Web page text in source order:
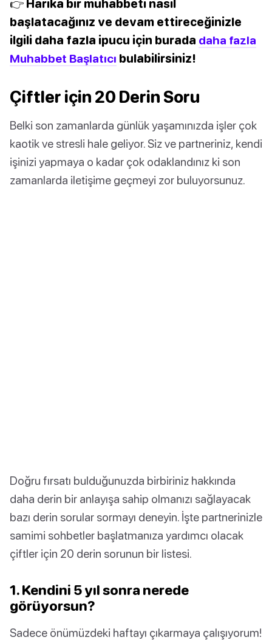
👉 Harika bir muhabbeti nasıl
başlatacağınız ve devam ettireceğinizle
ilgili daha fazla ipucu için burada daha fazla
Muhabbet Başlatıcı bulabilirsiniz!
Çiftler için 20 Derin Soru
Belki son zamanlarda günlük yaşamınızda işler çok
kaotik ve stresli hale geliyor. Siz ve partneriniz, kendi
işinizi yapmaya o kadar çok odaklandınız ki son
zamanlarda iletişime geçmeyi zor buluyorsunuz.
Doğru fırsatı bulduğunuzda birbiriniz hakkında
daha derin bir anlayışa sahip olmanızı sağlayacak
bazı derin sorular sormayı deneyin. İşte partnerinizle
samimi sohbetler başlatmanıza yardımcı olacak
çiftler için 20 derin sorunun bir listesi.
1. Kendini 5 yıl sonra nerede
görüyorsun?
Sadece önümüzdeki haftayı çıkarmaya çalışıyorum!